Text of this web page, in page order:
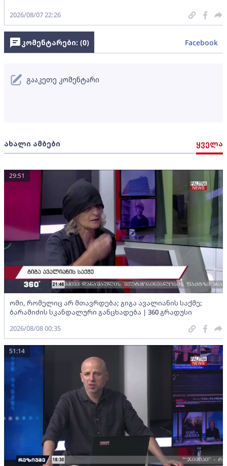
2026/08/07 22:26
ახალი ამბები ყველა
ომი, რომელიც არ მთავრდება; გიგა ავალიანის საქმე;
ბარამიძის სკანდალური განცხადება | 360 გრადუსი
29:51
2026/08/08 00:35
51:14
კომენტარები: (0) Facebook
გააკეთე კომენტარი